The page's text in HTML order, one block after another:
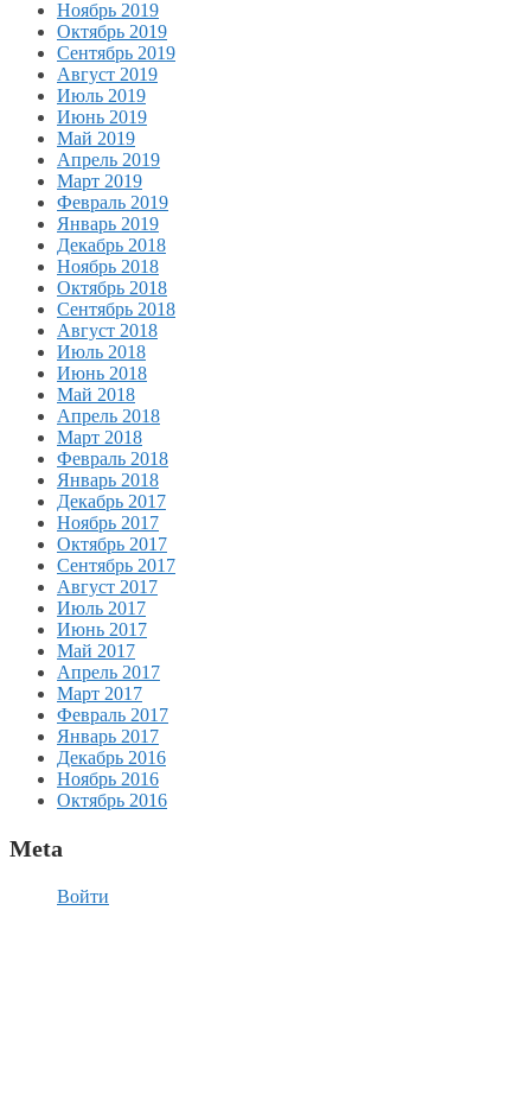
Ноябрь 2019
Октябрь 2019
Сентябрь 2019
Август 2019
Июль 2019
Июнь 2019
Май 2019
Апрель 2019
Март 2019
Февраль 2019
Январь 2019
Декабрь 2018
Ноябрь 2018
Октябрь 2018
Сентябрь 2018
Август 2018
Июль 2018
Июнь 2018
Май 2018
Апрель 2018
Март 2018
Февраль 2018
Январь 2018
Декабрь 2017
Ноябрь 2017
Октябрь 2017
Сентябрь 2017
Август 2017
Июль 2017
Июнь 2017
Май 2017
Апрель 2017
Март 2017
Февраль 2017
Январь 2017
Декабрь 2016
Ноябрь 2016
Октябрь 2016
Meta
Войти